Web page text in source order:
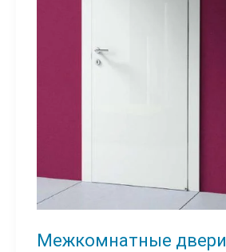
Межкомнатные двери